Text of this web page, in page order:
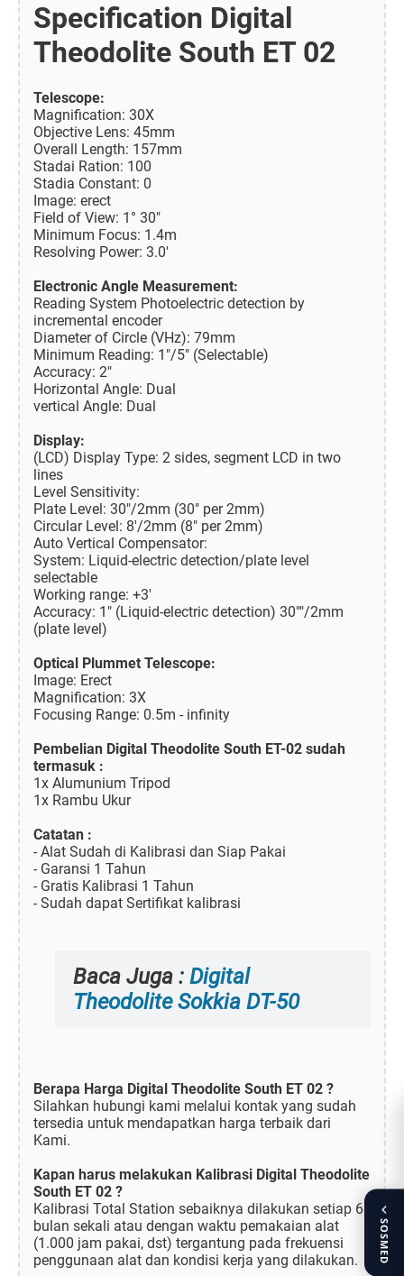
Specification Digital
Theodolite South ET 02
Telescope:
Magnification: 30X
Objective Lens: 45mm
Overall Length: 157mm
Stadai Ration: 100
Stadia Constant: 0
Image: erect
Field of View: 1° 30"
Minimum Focus: 1.4m
Resolving Power: 3.0'
Electronic Angle Measurement:
Reading System Photoelectric detection by
incremental encoder
Diameter of Circle (VHz): 79mm
Minimum Reading: 1"/5" (Selectable)
Accuracy: 2"
Horizontal Angle: Dual
vertical Angle: Dual
Display:
(LCD) Display Type: 2 sides, segment LCD in two
lines
Level Sensitivity:
Plate Level: 30"/2mm (30" per 2mm)
Circular Level: 8'/2mm (8" per 2mm)
Auto Vertical Compensator:
System: Liquid-electric detection/plate level
selectable
Working range: +3'
Accuracy: 1" (Liquid-electric detection) 30""/2mm
(plate level)
Optical Plummet Telescope:
Image: Erect
Magnification: 3X
Focusing Range: 0.5m - infinity
Pembelian Digital Theodolite South ET-02 sudah
termasuk :
1x Alumunium Tripod
1x Rambu Ukur
Catatan :
- Alat Sudah di Kalibrasi dan Siap Pakai
- Garansi 1 Tahun
- Gratis Kalibrasi 1 Tahun
- Sudah dapat Sertifikat kalibrasi
Baca Juga : Digital
Theodolite Sokkia DT-50
Berapa Harga Digital Theodolite South ET 02 ?
Silahkan hubungi kami melalui kontak yang sudah
tersedia untuk mendapatkan harga terbaik dari
Kami.
Kapan harus melakukan Kalibrasi Digital Theodolite
South ET 02 ?
Kalibrasi Total Station sebaiknya dilakukan setiap 6
bulan sekali atau dengan waktu pemakaian alat
(1.000 jam pakai, dst) tergantung pada frekuensi
penggunaan alat dan kondisi kerja yang dilakukan.
SOSMED